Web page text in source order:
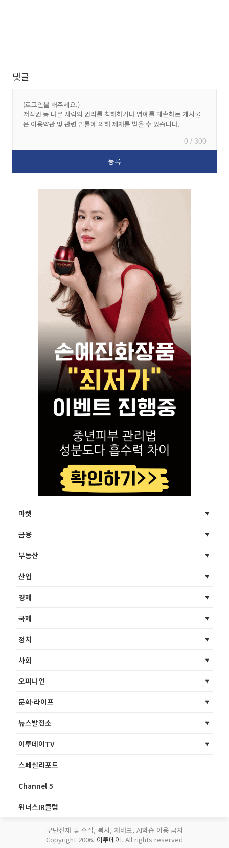
댓글
0 / 300
마켓
금융
부동산
산업
경제
국제
정치
사회
오피니언
문화·라이프
뉴스발전소
이투데이TV
스페셜리포트
Channel 5
위너스IR클럽
무단전재 및 수집, 복사, 재배포, AI학습 이용 금지
Copyright 2006. 이투데이. All rights reserved